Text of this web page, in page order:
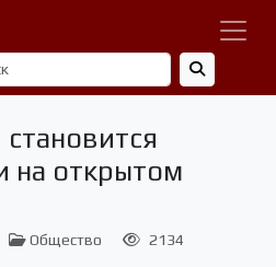
на открытом
Общество 2134